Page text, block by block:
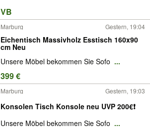
VB
Marburg Gestern, 19:04
Eichentisch Massivholz Esstisch 160x90
cm Neu
Unsere Möbel bekommen Sie Sofo ...
399 €
Marburg Gestern, 19:03
Konsolen Tisch Konsole neu UVP 200€❗️
Unsere Möbel bekommen Sie Sofo ...